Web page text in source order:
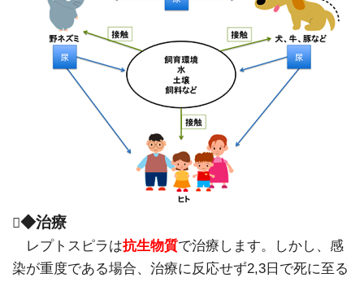
◆治療
レプトスピラは抗生物質で治療します。しかし、感
染が重度である場合、治療に反応せず2,3日で死に至る